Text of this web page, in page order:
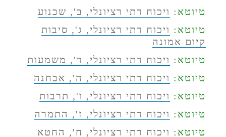
טיוטא: ויכוח דתי רציונלי, ב', שכנוע
טיוטא: ויכוח דתי רציונלי, ג', סיבות
קיום אמונה
טיוטא: ויכוח דתי רציונלי, ד', משמעות
טיוטא: ויכוח דתי רציונלי, ה', אבחנה
טיוטא: ויכוח דתי רציונלי, ו', תרבות
טיוטא: ויכוח דתי רציונלי, ז', התמרה
טיוטא: ויכוח דתי רציונלי, ח', החטא